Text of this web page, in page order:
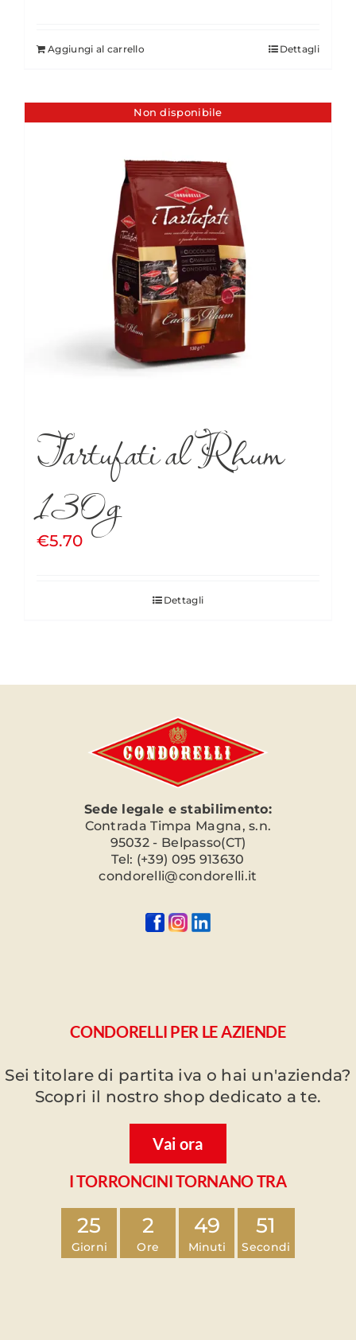
Aggiungi al carrello Dettagli
Non disponibile
Tartufati al Rhum
130g
€5.70
Dettagli
Sede legale e stabilimento:
Contrada Timpa Magna, s.n.
95032 - Belpasso(CT)
Tel: (+39) 095 913630
condorelli@condorelli.it
CONDORELLI PER LE AZIENDE
Sei titolare di partita iva o hai un'azienda?
Scopri il nostro shop dedicato a te.
Vai ora
I TORRONCINI TORNANO TRA
25
Giorni
2
Ore
49
Minuti
50
Secondi